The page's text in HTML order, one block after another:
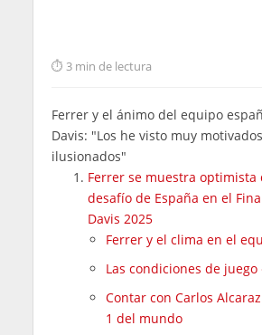
3 min de lectura
Ferrer y el ánimo del equipo
Davis: "Los he visto muy
ilusionados"
Ferrer se muestra optimista
desafío de España en el
Davis 2025
Ferrer y el clima en el
Las condiciones de juego
Contar con Carlos
1 del mundo